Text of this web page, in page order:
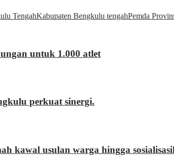
TengahKabupaten Bengkulu tengahPemda
untuk 1.000 atlet
perkuat sinergi.
kawal usulan warga hingga